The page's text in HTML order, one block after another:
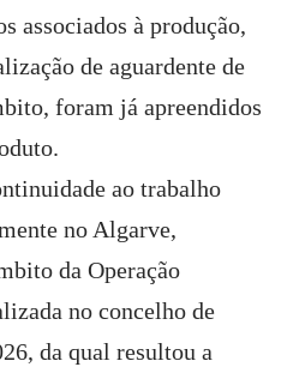
associados à produção,
de aguardente de
foram já apreendidos
ao trabalho
no Algarve,
da Operação
no concelho de
da qual resultou a